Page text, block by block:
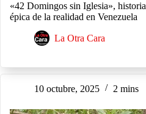
«42 Domingos sin Iglesia», historia
épica de la realidad en Venezuela
La Otra Cara
10 octubre, 2025 2 mins